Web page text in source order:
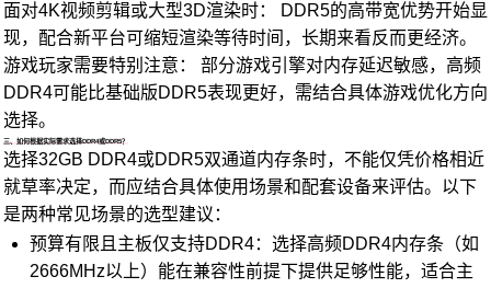
面对4K视频剪辑或大型3D渲染时： DDR5的高带宽优势开始显
现，配合新平台可缩短渲染等待时间，长期来看反而更经济。
游戏玩家需要特别注意： 部分游戏引擎对内存延迟敏感，高频
DDR4可能比基础版DDR5表现更好，需结合具体游戏优化方向
选择。
三、如何根据实际需求选择DDR4或DDR5？
选择32GB DDR4或DDR5双通道内存条时，不能仅凭价格相近
就草率决定，而应结合具体使用场景和配套设备来评估。以下
是两种常见场景的选型建议：
预算有限且主板仅支持DDR4：选择高频DDR4内存条（如
2666MHz以上）能在兼容性前提下提供足够性能，适合主